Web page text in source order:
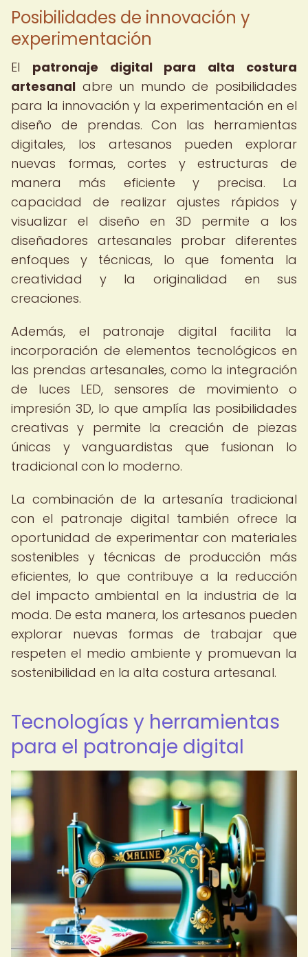
Posibilidades de innovación y
experimentación
El patronaje digital para alta costura
artesanal abre un mundo de posibilidades
para la innovación y la experimentación en el
diseño de prendas. Con las herramientas
digitales, los artesanos pueden explorar
nuevas formas, cortes y estructuras de
manera más eficiente y precisa. La
capacidad de realizar ajustes rápidos y
visualizar el diseño en 3D permite a los
diseñadores artesanales probar diferentes
enfoques y técnicas, lo que fomenta la
creatividad y la originalidad en sus
creaciones.
Además, el patronaje digital facilita la
incorporación de elementos tecnológicos en
las prendas artesanales, como la integración
de luces LED, sensores de movimiento o
impresión 3D, lo que amplía las posibilidades
creativas y permite la creación de piezas
únicas y vanguardistas que fusionan lo
tradicional con lo moderno.
La combinación de la artesanía tradicional
con el patronaje digital también ofrece la
oportunidad de experimentar con materiales
sostenibles y técnicas de producción más
eficientes, lo que contribuye a la reducción
del impacto ambiental en la industria de la
moda. De esta manera, los artesanos pueden
explorar nuevas formas de trabajar que
respeten el medio ambiente y promuevan la
sostenibilidad en la alta costura artesanal.
Tecnologías y herramientas
para el patronaje digital